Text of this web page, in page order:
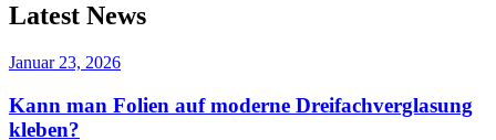
Latest News
Januar 23, 2026
Kann man Folien auf moderne Dreifachverglasung
kleben?